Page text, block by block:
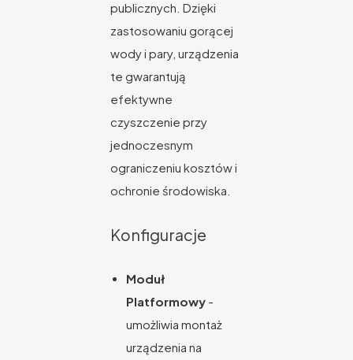
publicznych. Dzięki
zastosowaniu gorącej
wody i pary, urządzenia
te gwarantują
efektywne
czyszczenie przy
jednoczesnym
ograniczeniu kosztów i
ochronie środowiska.
Konfiguracje
Moduł
Platformowy -
umożliwia montaż
urządzenia na